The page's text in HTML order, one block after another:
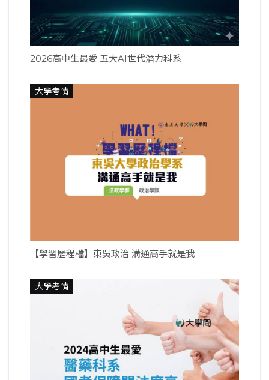
2026高中生最愛 五大AI世代潛力科系
大學考情
【學習歷程檔】東吳政治 溝通高手就是我
大學考情